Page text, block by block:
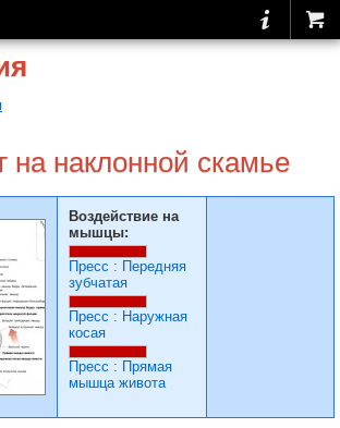
на наклонной скамье
Воздействие на
мышцы:
Пресс : Передняя
зубчатая
Пресс : Наружная
косая
Пресс : Прямая
мышца живота